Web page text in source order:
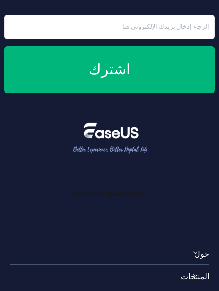
اشترك
حول
اكتشف EaseUS
المنتجات